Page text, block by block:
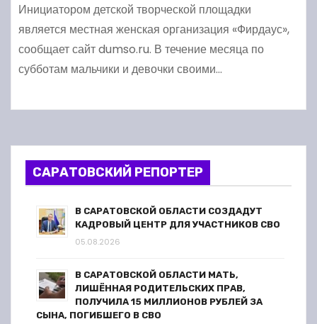
Инициатором детской творческой площадки
является местная женская организация «Фирдаус»,
сообщает сайт dumso.ru. В течение месяца по
субботам мальчики и девочки своими…
САРАТОВСКИЙ РЕПОРТЕР
В САРАТОВСКОЙ ОБЛАСТИ СОЗДАДУТ
КАДРОВЫЙ ЦЕНТР ДЛЯ УЧАСТНИКОВ СВО
05.08.2026
В САРАТОВСКОЙ ОБЛАСТИ МАТЬ,
ЛИШЁННАЯ РОДИТЕЛЬСКИХ ПРАВ,
ПОЛУЧИЛА 15 МИЛЛИОНОВ РУБЛЕЙ ЗА
СЫНА, ПОГИБШЕГО В СВО